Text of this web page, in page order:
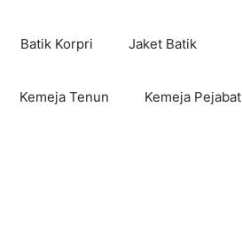
Batik Korpri Jaket Batik
Kemeja Tenun Kemeja Pejabat